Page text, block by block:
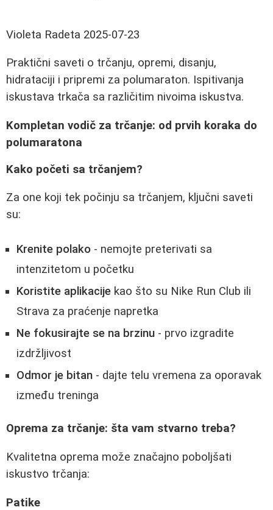
Violeta Radeta 2025-07-23
Praktični saveti o trčanju, opremi, disanju,
hidrataciji i pripremi za polumaraton. Ispitivanja
iskustava trkača sa različitim nivoima iskustva.
Kompletan vodič za trčanje: od prvih koraka do
polumaratona
Kako početi sa trčanjem?
Za one koji tek počinju sa trčanjem, ključni saveti
su:
Krenite polako - nemojte preterivati sa
intenzitetom u početku
Koristite aplikacije kao što su Nike Run Club ili
Strava za praćenje napretka
Ne fokusirajte se na brzinu - prvo izgradite
izdržljivost
Odmor je bitan - dajte telu vremena za oporavak
između treninga
Oprema za trčanje: šta vam stvarno treba?
Kvalitetna oprema može značajno poboljšati
iskustvo trčanja:
Patike